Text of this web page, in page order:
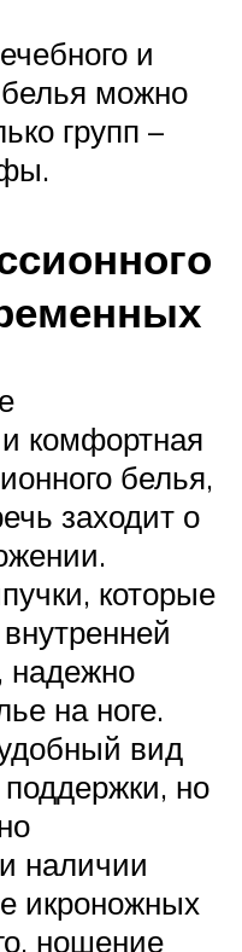
и
можно
групп –
комфортная
белья,
заходит о
которые
надежно
на ноге.
вид
но
наличии
икроножных
ношение